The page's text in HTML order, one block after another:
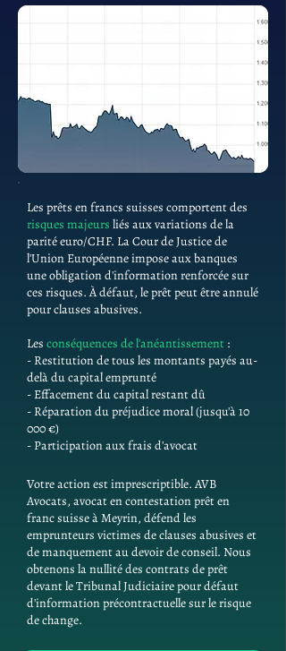
Les prêts en francs suisses comportent des
risques majeurs liés aux variations de la
parité euro/CHF. La Cour de Justice de
l'Union Européenne impose aux banques
une obligation d'information renforcée sur
ces risques. À défaut, le prêt peut être annulé
pour clauses abusives.
Les conséquences de l'anéantissement :
- Restitution de tous les montants payés au-
delà du capital emprunté
- Effacement du capital restant dû
- Réparation du préjudice moral (jusqu'à 10
000 €)
- Participation aux frais d'avocat
Votre action est imprescriptible. AVB
Avocats, avocat en contestation prêt en
franc suisse à Meyrin, défend les
emprunteurs victimes de clauses abusives et
de manquement au devoir de conseil. Nous
obtenons la nullité des contrats de prêt
devant le Tribunal Judiciaire pour défaut
d'information précontractuelle sur le risque
de change.